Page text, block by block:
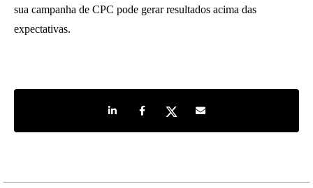
sua campanha de CPC pode gerar resultados acima das
expectativas.
Share on LinkedIn
Share on Facebook
Share on TwitterShare by e-mail